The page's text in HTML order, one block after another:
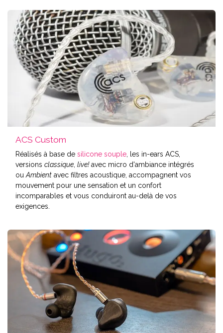
ACS Custom
Réalisés à base de silicone souple , les in-ears ACS,
versions classique live!avec micro d'ambiance intégrés
ou Ambient avec filtres acoustique, accompagnent vos
mouvement pour une sensation et un confort
incomparables et vous conduiront au-delà de vos
exigences.